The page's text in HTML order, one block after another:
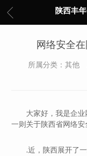
陕西丰
网络安全
所属分类：其他
大家好，我是企
一则关于陕西省网络安
.近，陕西展开了